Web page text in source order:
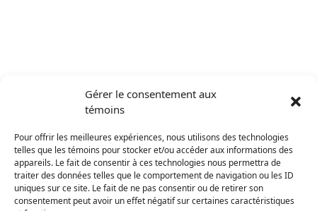
Gérer le consentement aux
témoins
Pour offrir les meilleures expériences, nous utilisons des technologies
telles que les témoins pour stocker et/ou accéder aux informations des
appareils. Le fait de consentir à ces technologies nous permettra de
traiter des données telles que le comportement de navigation ou les ID
uniques sur ce site. Le fait de ne pas consentir ou de retirer son
consentement peut avoir un effet négatif sur certaines caractéristiques
ATIKAMEKW –
RESSOURCES DE